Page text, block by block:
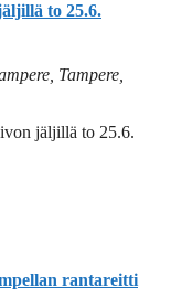
to 25.6.
Tampere,
jäljillä to 25.6.
rantareitti